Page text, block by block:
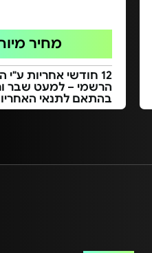
מחיר
12 חודשי אחריות ע"י
הרשמי – למעט שבר
בהתאם לתנאי